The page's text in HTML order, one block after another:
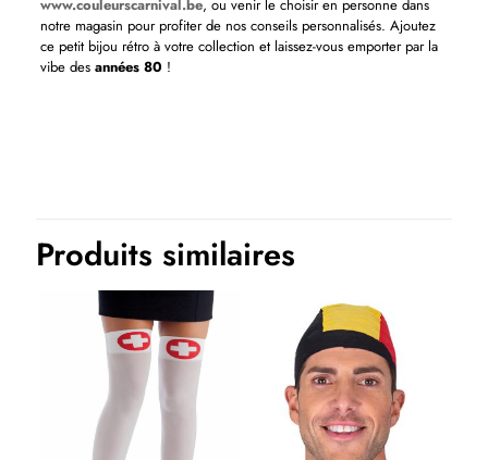
www.couleurscarnival.be, ou venir le choisir en personne dans
notre magasin pour profiter de nos conseils personnalisés. Ajoutez
ce petit bijou rétro à votre collection et laissez-vous emporter par la
vibe des années 80 !
Produits similaires